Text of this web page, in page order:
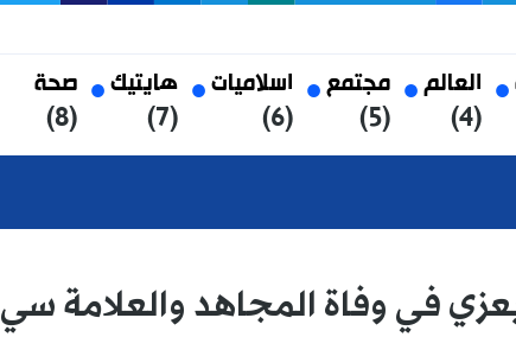
مجتمع
(5)
اسلاميات
(6)
هايتيك
(7)
صحة
(8)
وفاة المجاهد والعلامة سي الحاج